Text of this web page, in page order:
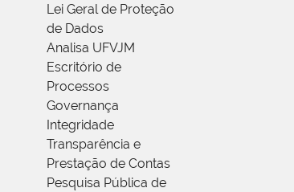
Lei Geral de Proteção
de Dados
Analisa UFVJM
Escritório de
Processos
Governança
Integridade
Transparência e
Prestação de Contas
Pesquisa Pública de